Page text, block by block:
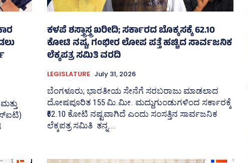
ಕಳಪೆ ಶಸ್ತ್ರಾಸ್ತ್ರ ಖರೀದಿ; ಸರ್ಕಾರದ ಬೊಕ್ಕಸಕ್ಕೆ 62.10
ಕೋಟಿ ನಷ್ಟ, ಗಂಭೀರ ಲೋಪ ಪತ್ತೆ ಹಚ್ಚಿದ ಸಾರ್ವಜನಿಕ
ಲೆಕ್ಕಪತ್ರ ಸಮಿತಿ ವರದಿ
LEGISLATURE July 31, 2026
ಬೆಂಗಳೂರು; ಭಾರತೀಯ ಸೇನೆಗೆ ಸರಬರಾಜು ಮಾಡಲಾದ
ದೋಷಪೂರಿತ 155 ಮಿ.ಮೀ. ಮದ್ದುಗುಂಡುಗಳಿಂದ ಸರ್ಕಾರಕ್ಕೆ
₹62.10 ಕೋಟಿ ನಷ್ಟವಾಗಿದೆ ಎಂದು ಸಂಸತ್ತಿನ ಸಾರ್ವಜನಿಕ
ಲೆಕ್ಕಪತ್ರ ಸಮಿತಿ ತನ್ನ...